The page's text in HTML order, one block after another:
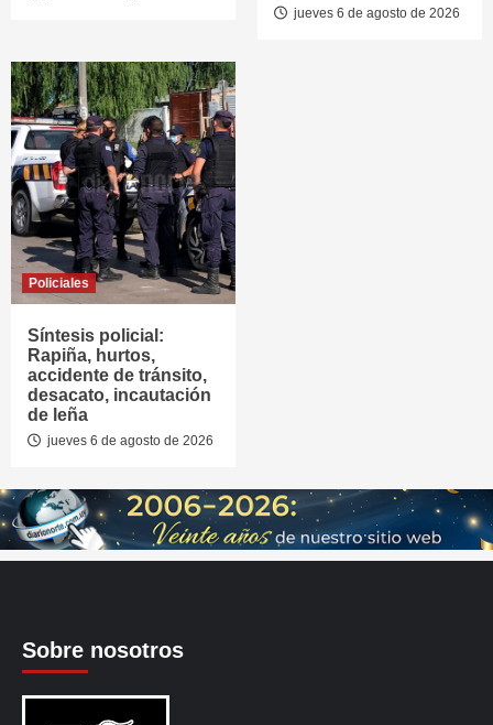
jueves 6 de agosto de 2026
Policiales
Síntesis policial:
Rapiña, hurtos,
accidente de tránsito,
desacato, incautación
de leña
jueves 6 de agosto de 2026
Sobre nosotros